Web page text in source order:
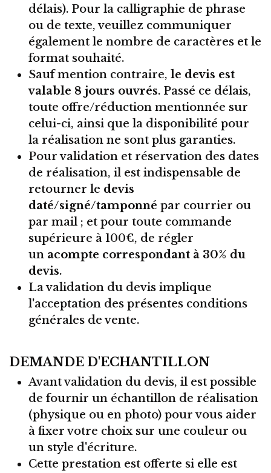
délais). Pour la calligraphie de phrase
ou de texte, veuillez communiquer
également le nombre de caractères et le
format souhaité.
Sauf mention contraire, le devis est
valable 8 jours ouvrés. Passé ce délais,
toute offre/réduction mentionnée sur
celui-ci, ainsi que la disponibilité pour
la réalisation ne sont plus garanties.
Pour validation et réservation des dates
de réalisation, il est indispensable de
retourner le devis
daté/signé/tamponné par courrier ou
par mail ; et pour toute commande
supérieure à 100€, de régler
un acompte correspondant à 30% du
devis.
La validation du devis implique
l'acceptation des présentes conditions
générales de vente.
DEMANDE D'ECHANTILLON
Avant validation du devis, il est possible
de fournir un échantillon de réalisation
(physique ou en photo) pour vous aider
à fixer votre choix sur une couleur ou
un style d'écriture.
Cette prestation est offerte si elle est